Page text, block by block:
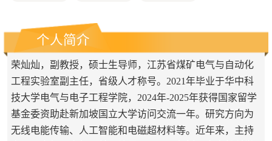
个人简介
荣灿灿，副教授，硕士生导师，江苏省煤矿电气与自动化
工程实验室副主任，省级人才称号。2021年毕业于华中科
技大学电气与电子工程学院，2024年-2025年获得国家留学
基金委资助赴新加坡国立大学访问交流一年。研究方向为
无线电能传输、人工智能和电磁超材料等。近年来，主持